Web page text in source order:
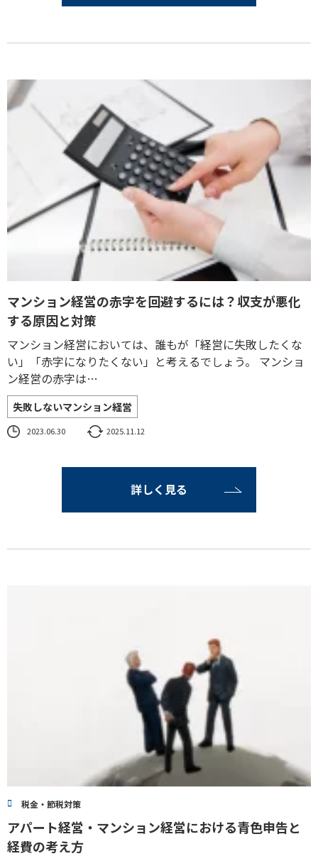
マンション経営の赤字を回避するには？収支が悪化
する原因と対策
マンション経営においては、誰もが「経営に失敗したくな
い」「赤字になりたくない」と考えるでしょう。 マンショ
ン経営の赤字は…
失敗しないマンション経営
2023.06.30 2025.11.12
詳しく見る
税金・節税対策
アパート経営・マンション経営における青色申告と
経費の考え方